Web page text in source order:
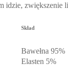
idzie,
Skład
Bawełna 95%
Elasten 5%